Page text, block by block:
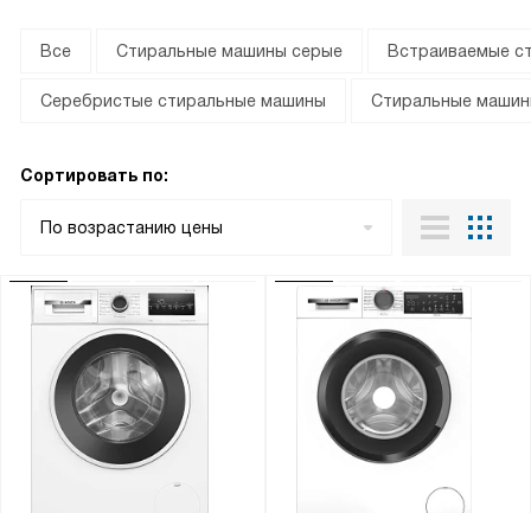
Все Стиральные машины серые Встраиваемые
Серебристые стиральные машины Стиральные
Сортировать по:
По возрастанию цены